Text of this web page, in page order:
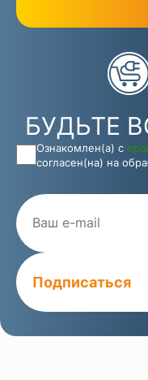
БУДЬТЕ
Ознакомлен(а) с
согласен(на) на
Подписаться